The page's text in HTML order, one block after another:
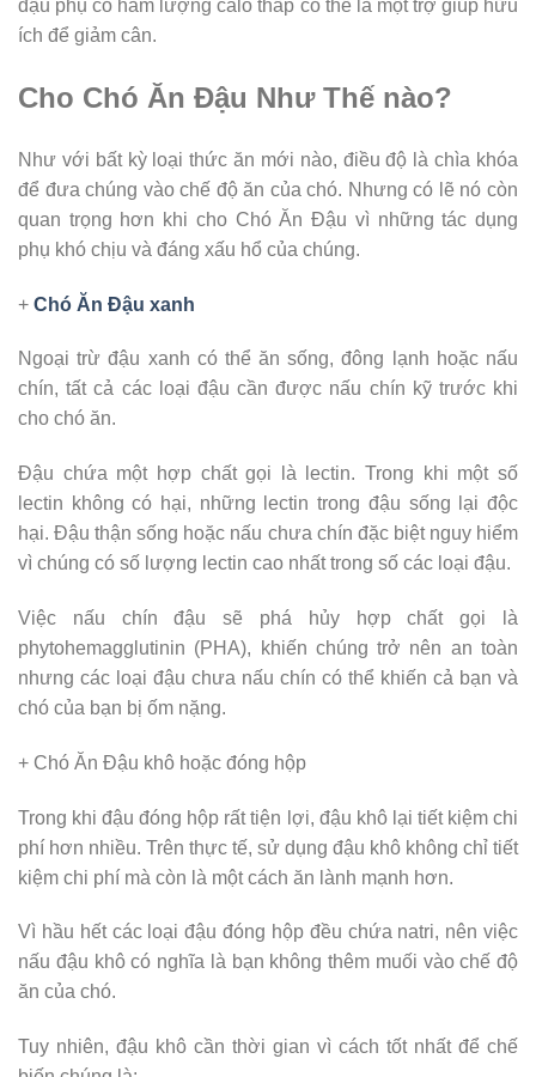
đậu phụ có hàm lượng calo thấp có thể là một trợ giúp hữu
ích để giảm cân.
Cho Chó Ăn Đậu Như Thế nào?
Như với bất kỳ loại thức ăn mới nào, điều độ là chìa khóa
để đưa chúng vào chế độ ăn của chó. Nhưng có lẽ nó còn
quan trọng hơn khi cho Chó Ăn Đậu vì những tác dụng
phụ khó chịu và đáng xấu hổ của chúng.
+ Chó Ăn Đậu xanh
Ngoại trừ đậu xanh có thể ăn sống, đông lạnh hoặc nấu
chín, tất cả các loại đậu cần được nấu chín kỹ trước khi
cho chó ăn.
Đậu chứa một hợp chất gọi là lectin. Trong khi một số
lectin không có hại, những lectin trong đậu sống lại độc
hại. Đậu thận sống hoặc nấu chưa chín đặc biệt nguy hiểm
vì chúng có số lượng lectin cao nhất trong số các loại đậu.
Việc nấu chín đậu sẽ phá hủy hợp chất gọi là
phytohemagglutinin (PHA), khiến chúng trở nên an toàn
nhưng các loại đậu chưa nấu chín có thể khiến cả bạn và
chó của bạn bị ốm nặng.
+ Chó Ăn Đậu khô hoặc đóng hộp
Trong khi đậu đóng hộp rất tiện lợi, đậu khô lại tiết kiệm chi
phí hơn nhiều. Trên thực tế, sử dụng đậu khô không chỉ tiết
kiệm chi phí mà còn là một cách ăn lành mạnh hơn.
Vì hầu hết các loại đậu đóng hộp đều chứa natri, nên việc
nấu đậu khô có nghĩa là bạn không thêm muối vào chế độ
ăn của chó.
Tuy nhiên, đậu khô cần thời gian vì cách tốt nhất để chế